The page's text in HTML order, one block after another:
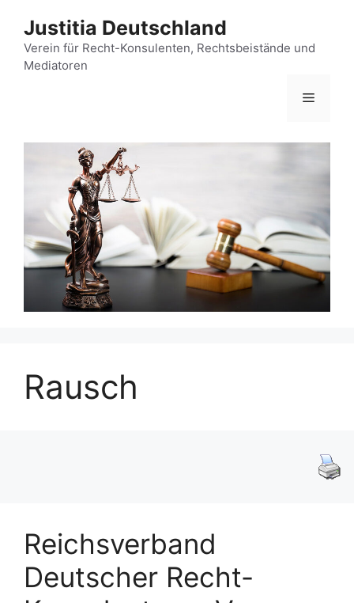
Inhalt
springen
Justitia Deutschland
Verein für Recht-Konsulenten, Rechtsbeistände und
Mediatoren
Menü
Rausch
Reichsverband
Deutscher Recht-